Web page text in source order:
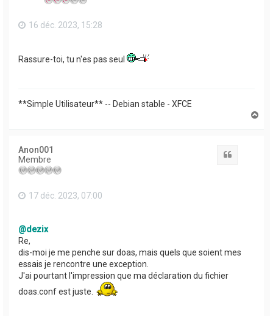
16 déc. 2023, 15:28
Rassure-toi, tu n'es pas seul
**Simple Utilisateur** -- Debian stable - XFCE
Anon001
Membre
17 déc. 2023, 07:00
@dezix
Re,
dis-moi je me penche sur doas, mais quels que soient mes
essais je rencontre une exception.
J'ai pourtant l'impression que ma déclaration du fichier
doas.conf est juste.